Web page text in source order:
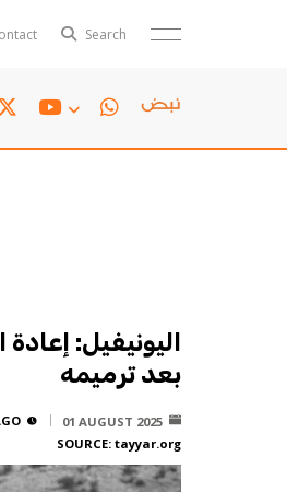
Search
Polls
اليونيفيل:
بعد ترميمه
01 AUGUST 2025
SOURCE: tayyar.org